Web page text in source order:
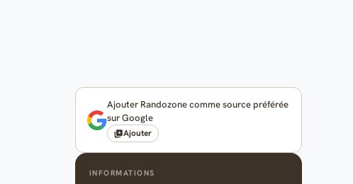
Ajouter Randozone comme source préférée
sur Google
Ajouter
INFORMATIONS